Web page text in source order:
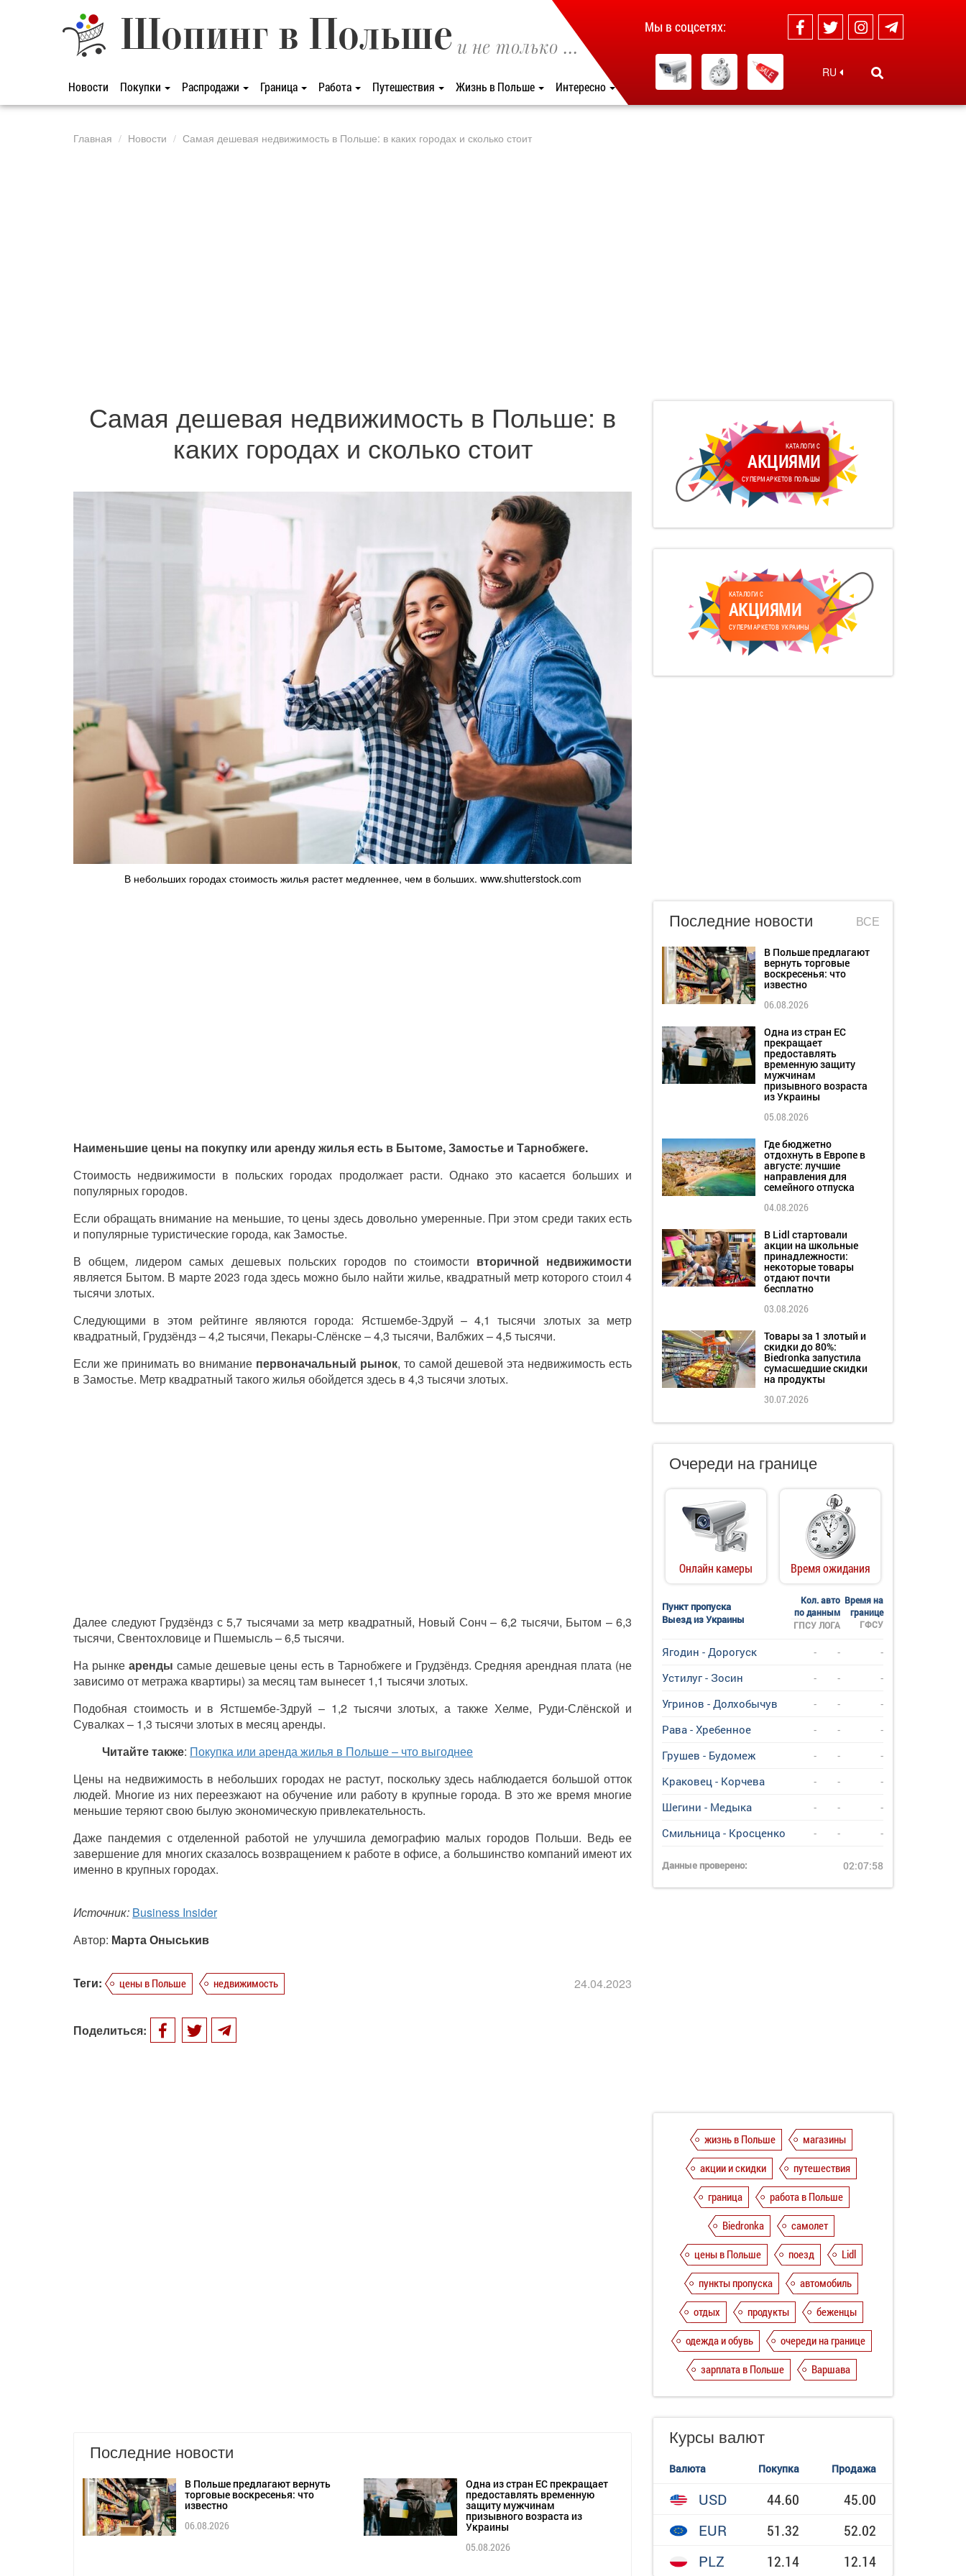
Шопинг в Польше и не только ...
Новости Покупки Распродажи Граница Работа Путешествия Жизнь в Польше Интересно
Мы в соцсетях:
RU
Главная Новости Самая дешевая недвижимость в Польше: в каких городах и сколько стоит
Самая дешевая недвижимость в Польше: в
каких городах и сколько стоит
В небольших городах стоимость жилья растет медленнее, чем в больших. www.shutterstock.com
Наименьшие цены на покупку или аренду жилья есть в Бытоме, Замостье и Тарнобжеге.
Стоимость недвижимости в польских городах продолжает расти. Однако это касается больших и
популярных городов.
Если обращать внимание на меньшие, то цены здесь довольно умеренные. При этом среди таких есть
и популярные туристические города, как Замостье.
В общем, лидером самых дешевых польских городов по стоимости вторичной недвижимости
является Бытом. В марте 2023 года здесь можно было найти жилье, квадратный метр которого стоил 4
тысячи злотых.
Следующими в этом рейтинге являются города: Ястшембе-Здруй – 4,1 тысячи злотых за метр
квадратный, Грудзёндз – 4,2 тысячи, Пекары-Слёнске – 4,3 тысячи, Валбжих – 4,5 тысячи.
Если же принимать во внимание первоначальный рынок, то самой дешевой эта недвижимость есть
в Замостье. Метр квадратный такого жилья обойдется здесь в 4,3 тысячи злотых.
Далее следуют Грудзёндз с 5,7 тысячами за метр квадратный, Новый Сонч – 6,2 тысячи, Бытом – 6,3
тысячи, Свентохловице и Пшемысль – 6,5 тысячи.
На рынке аренды самые дешевые цены есть в Тарнобжеге и Грудзёндз. Средняя арендная плата (не
зависимо от метража квартиры) за месяц там вынесет 1,1 тысячи злотых.
Подобная стоимость и в Ястшембе-Здруй – 1,2 тысячи злотых, а также Хелме, Руди-Слёнской и
Сувалках – 1,3 тысячи злотых в месяц аренды.
Читайте также: Покупка или аренда жилья в Польше – что выгоднее
Цены на недвижимость в небольших городах не растут, поскольку здесь наблюдается большой отток
людей. Многие из них переезжают на обучение или работу в крупные города. В это же время многие
меньшие теряют свою былую экономическую привлекательность.
Даже пандемия с отделенной работой не улучшила демографию малых городов Польши. Ведь ее
завершение для многих сказалось возвращением к работе в офисе, а большинство компаний имеют их
именно в крупных городах.
Источник: Business Insider
Автор: Марта Оныськив
Теги: цены в Польше недвижимость 24.04.2023
Поделиться:
Последние новости
В Польше предлагают вернуть
торговые воскресенья: что
известно
06.08.2026
Одна из стран ЕС прекращает
предоставлять временную
защиту мужчинам
призывного возраста из
Украины
05.08.2026
КАТАЛОГИ С
АКЦИЯМИ
СУПЕРМАРКЕТОВ ПОЛЬШЫ
КАТАЛОГИ С
АКЦИЯМИ
СУПЕРМАРКЕТОВ УКРАИНЫ
Последние новости ВСЕ
В Польше предлагают
вернуть торговые
воскресенья: что
известно
06.08.2026
Одна из стран ЕС
прекращает
предоставлять
временную защиту
мужчинам
призывного возраста
из Украины
05.08.2026
Где бюджетно
отдохнуть в Европе в
августе: лучшие
направления для
семейного отпуска
04.08.2026
В Lidl стартовали
акции на школьные
принадлежности:
некоторые товары
отдают почти
бесплатно
03.08.2026
Товары за 1 злотый и
скидки до 80%:
Biedronka запустила
сумасшедшие скидки
на продукты
30.07.2026
Очереди на границе
Онлайн камеры Время ожидания
Пункт пропуска
Выезд из Украины
Кол. авто
по данным
Время на
границе
ГФСУ
ГПСУ ЛОГА
Ягодин - Дорогуск - -
-
Устилуг - Зосин
- -
-
Угринов - Долхобычув
- -
-
Рава - Хребенное
- -
-
Грушев - Будомеж
- -
-
Краковец - Корчева
- -
-
Шегини - Медыка
- -
-
Смильница - Кросценко
- - -
Данные проверено: 02:07:58
жизнь в Польше
магазины
акции и скидки
путешествия
граница
работа в Польше
Biedronka
самолет
цены в Польше
поезд
Lidl
пункты пропуска
автомобиль
отдых
продукты
беженцы
одежда и обувь
очереди на границе
зарплата в Польше
Варшава
Курсы валют
Валюта Покупка Продажа
USD 44.60
45.00
EUR
51.32
52.02
PLZ
12.14 12.14